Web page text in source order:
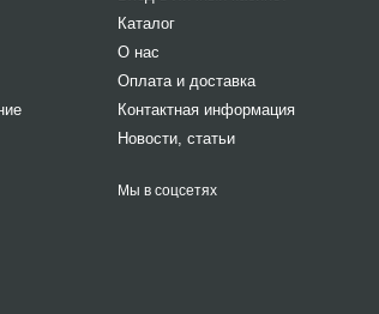
Каталог
О нас
Оплата и доставка
Контактная информация
Новости, статьи
Мы в соцсетях